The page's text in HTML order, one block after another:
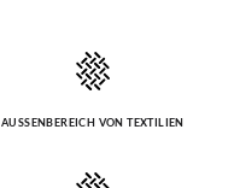
AUSSENBEREICH VON TEXTILIEN